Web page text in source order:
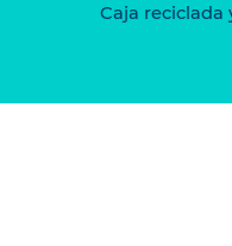
Caja reciclada